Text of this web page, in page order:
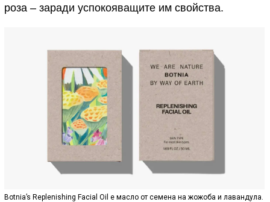
роза – заради успокояващите им свойства.
Botnia’s Replenishing Facial Oil е масло от семена на жожоба и лавандула.